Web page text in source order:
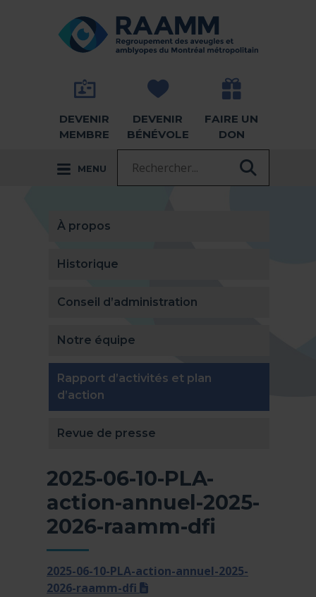
RETOUR À LA PAGE D'ACCUEIL -
DEVENIR
MEMBRE
DEVENIR
BÉNÉVOLE
FAIRE UN
DON
MENU
À propos
Historique
Conseil d’administration
Notre équipe
Rapport d’activités et plan
d’action
Revue de presse
2025-06-10-PLA-
action-annuel-2025-
2026-raamm-dfi
2025-06-10-PLA-action-annuel-2025-
2026-raamm-dfi
(docx)